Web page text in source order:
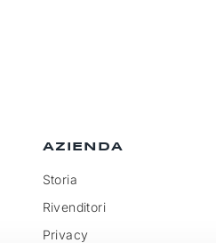
AZIENDA
Storia
Rivenditori
Privacy